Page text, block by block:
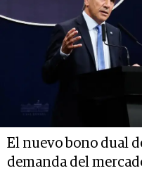
El nuevo bono dual
demanda del